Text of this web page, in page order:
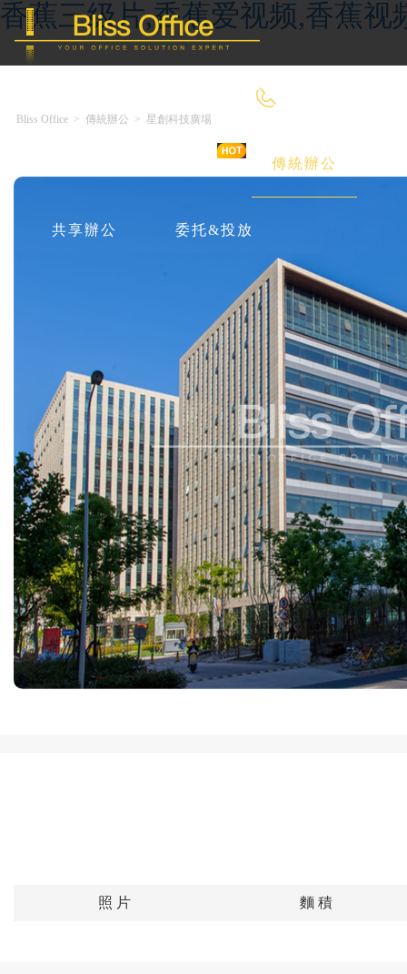
香蕉三级片,香蕉爱视频,香蕉视
傳統辦公
共享辦公 委托&投放
Bliss Office > 傳統辦公 > 星創科技廣場
照 片 麵 積